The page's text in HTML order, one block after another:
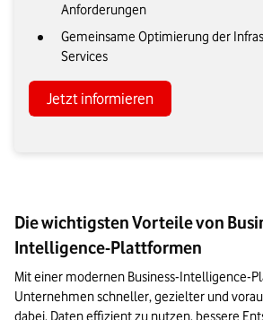
Anforderungen
Gemeinsame Optimierung der
Services
Jetzt informieren
Die wichtigsten Vorteile von
Intelligence-Plattformen
Mit einer modernen Business-Intelligence-
Unternehmen schneller, gezielter und
dabei, Daten effizient zu nutzen, bessere